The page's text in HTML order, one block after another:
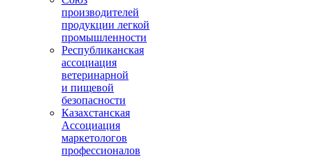
производителей
продукции легкой
промышленности
Республиканская
ассоциация
ветеринарной
и пищевой
безопасности
Казахстанская
Ассоциация
маркетологов
профессионалов